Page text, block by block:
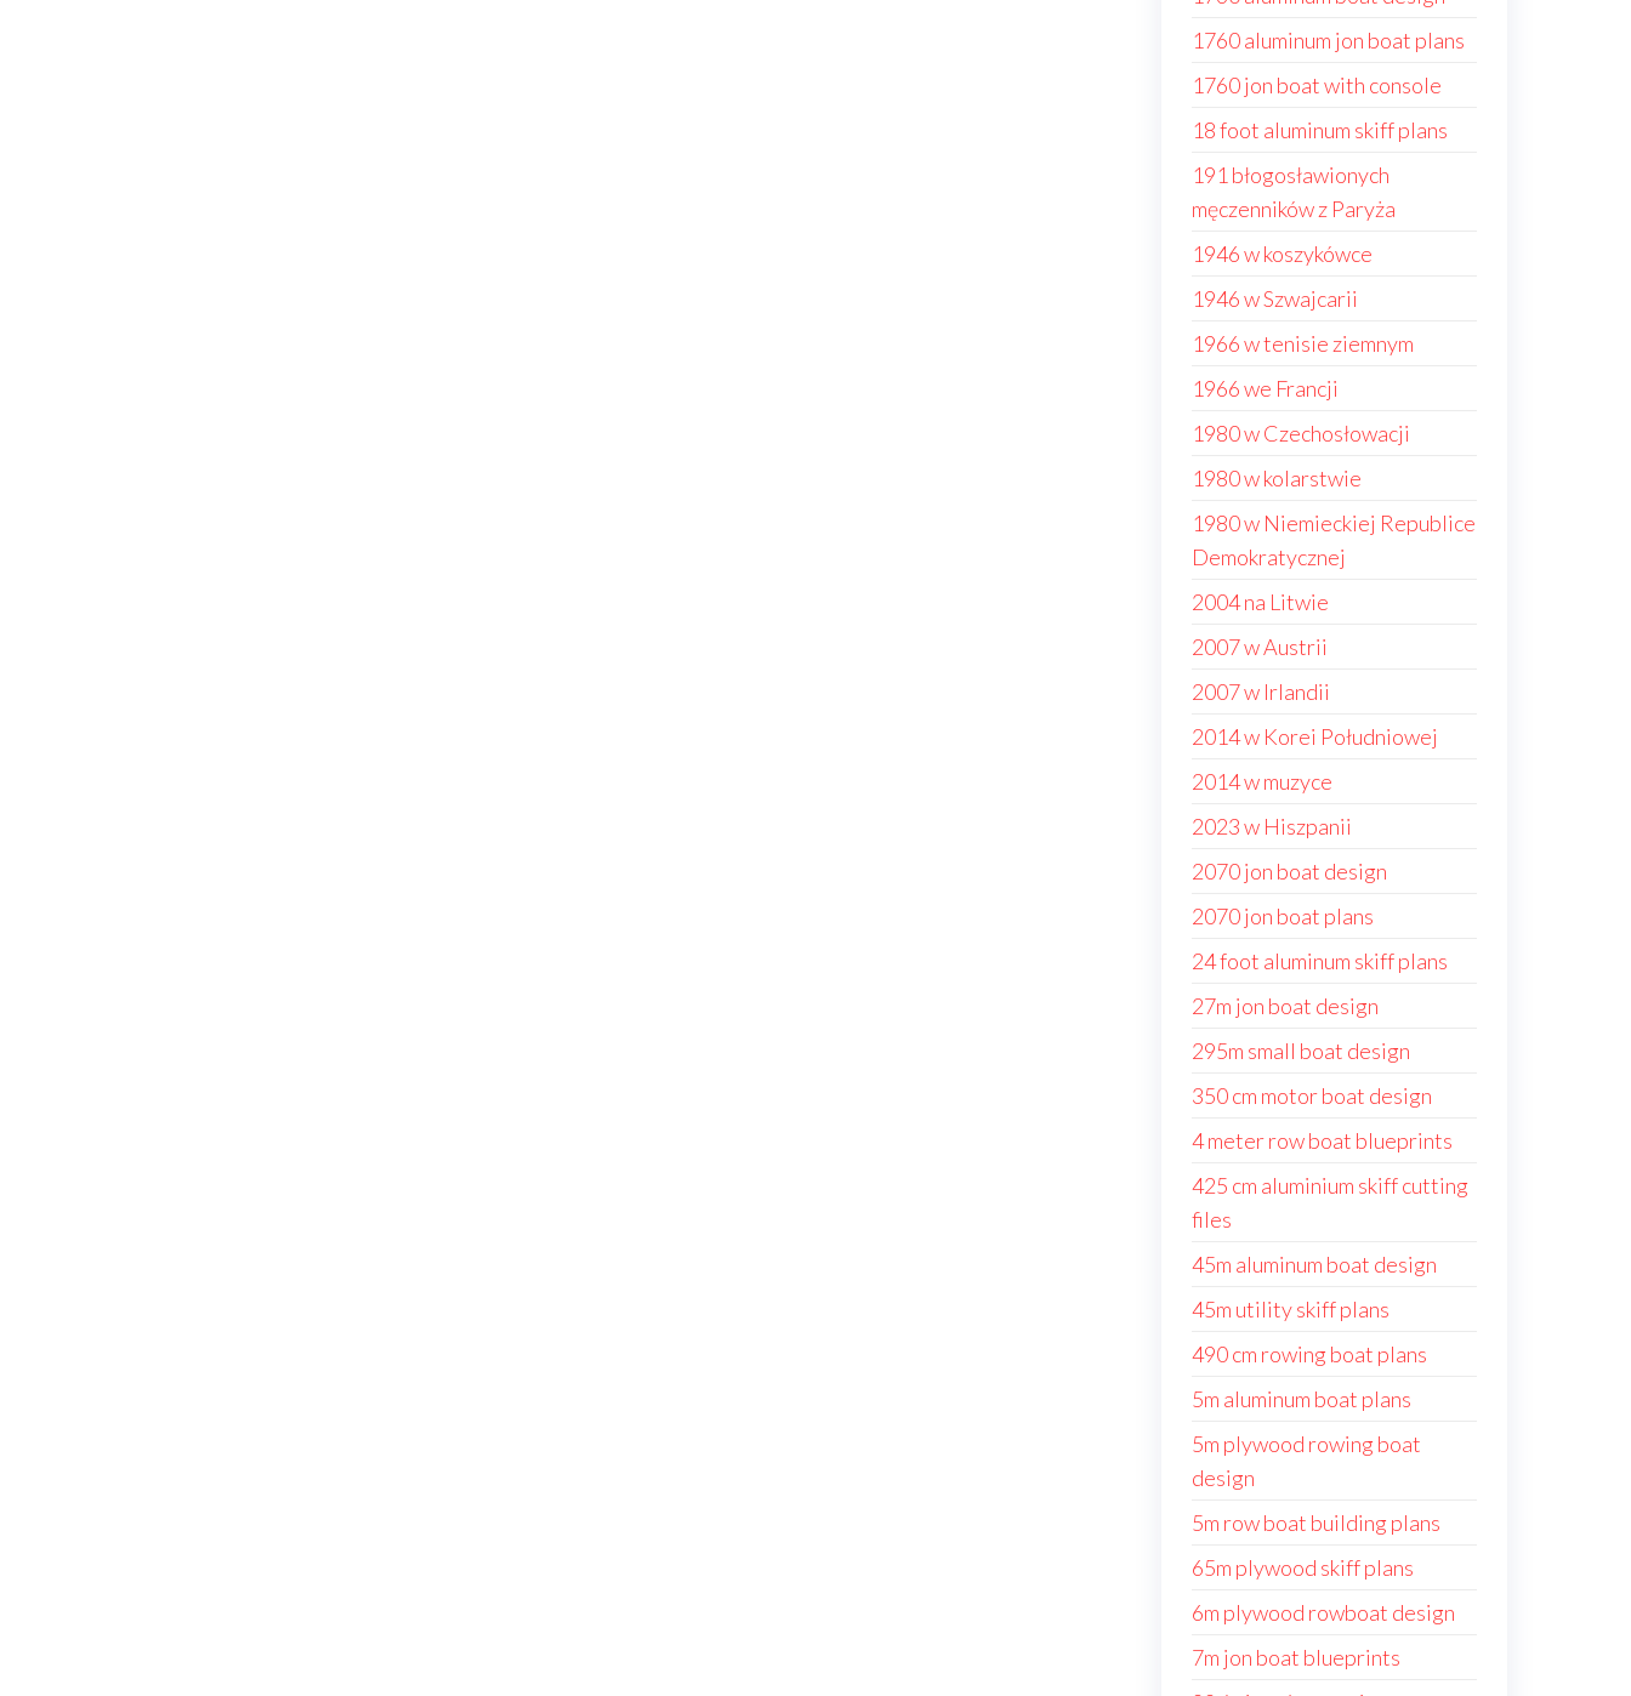
1760 aluminum jon boat plans
1760 jon boat with console
18 foot aluminum skiff plans
191 błogosławionych
męczenników z Paryża
1946 w koszykówce
1946 w Szwajcarii
1966 w tenisie ziemnym
1966 we Francji
1980 w Czechosłowacji
1980 w kolarstwie
1980 w Niemieckiej Republice
Demokratycznej
2004 na Litwie
2007 w Austrii
2007 w Irlandii
2014 w Korei Południowej
2014 w muzyce
2023 w Hiszpanii
2070 jon boat design
2070 jon boat plans
24 foot aluminum skiff plans
27m jon boat design
295m small boat design
350 cm motor boat design
4 meter row boat blueprints
425 cm aluminium skiff cutting
files
45m aluminum boat design
45m utility skiff plans
490 cm rowing boat plans
5m aluminum boat plans
5m plywood rowing boat
design
5m row boat building plans
65m plywood skiff plans
6m plywood rowboat design
7m jon boat blueprints